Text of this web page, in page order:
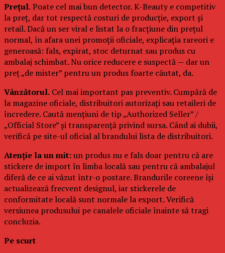
Prețul.Poate cel mai bun detector. K-Beauty e competitiv
la preț, dar tot respectă costuri de producție, export și
retail. Dacă un ser viral e listat la o fracțiune din prețul
normal, în afara unei promoții oficiale, explicația rareori e
generoasă: fals, expirat, stoc deturnat sau produs cu
ambalaj schimbat. Nu orice reducere e suspectă — dar un
preț „de mister” pentru un produs foarte căutat, da.
Vânzătorul. Cel mai important pas preventiv. Cumpără de
la magazine oficiale, distribuitori autorizați sau retaileri de
încredere. Caută mențiuni de tip „Authorized Seller” /
„Official Store” și transparență privind sursa. Când ai dubii,
verifică pe site-ul oficial al brandului lista de distribuitori.
Atenție la un mit:un produs nu e fals doar pentru că are
stickere de import în limba locală sau pentru că ambalajul
diferă de ce ai văzut într-o postare. Brandurile coreene își
actualizează frecvent designul, iar stickerele de
conformitate locală sunt normale la export. Verifică
versiunea produsului pe canalele oficiale înainte să tragi
concluzia.
Pe scurt